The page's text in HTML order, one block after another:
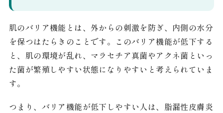
肌のバリア機能とは、外からの刺激を防ぎ、内側の水分
を保つはたらきのことです。このバリア機能が低下する
と、肌の環境が乱れ、マラセチア真菌やアクネ菌といっ
た菌が繁殖しやすい状態になりやすいと考えられていま
す。
つまり、バリア機能が低下しやすい人は、脂漏性皮膚炎